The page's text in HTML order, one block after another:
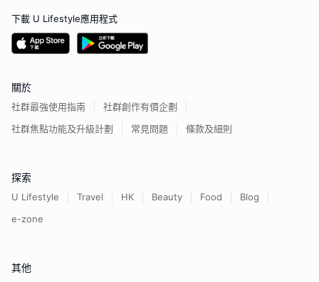
下載 U Lifestyle應用程式
關於
社群最強使用指南
社群創作有價企劃
社群焦點功能及升級計劃
常見問題 條款及細則
探索
U Lifestyle Travel HK Beauty Food
Blog
e-zone
其他